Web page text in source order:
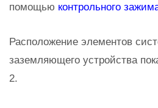
помощью контрольного
Расположение элементов
заземляющего устройства
2.